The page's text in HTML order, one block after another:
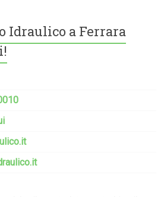
Idraulico a Ferrara